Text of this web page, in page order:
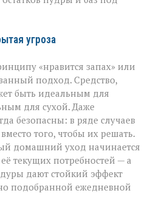
угроза
«нравится запах» или
подход. Средство,
быть идеальным для
для сухой. Даже
безопасны: в ряде случаев
того, чтобы их решать.
домашний уход начинается
текущих потребностей — а
дают стойкий эффект
подобранной ежедневной